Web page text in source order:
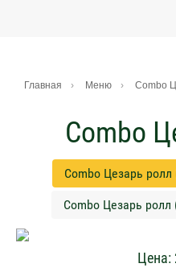
Главная Меню Combo
Combo
Combo Цезарь
Combo Цезарь
Цена: